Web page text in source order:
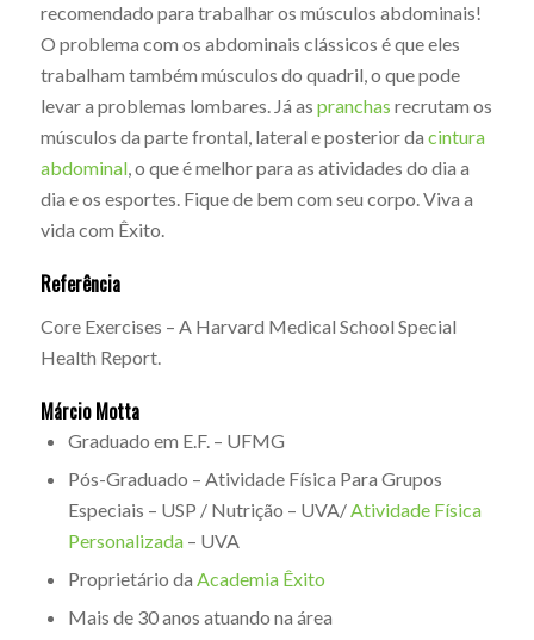
recomendado para trabalhar os músculos abdominais!
O problema com os abdominais clássicos é que eles
trabalham também músculos do quadril, o que pode
levar a problemas lombares. Já as pranchas recrutam os
músculos da parte frontal, lateral e posterior da cintura
abdominal, o que é melhor para as atividades do dia a
dia e os esportes. Fique de bem com seu corpo. Viva a
vida com Êxito.
Referência
Core Exercises – A Harvard Medical School Special
Health Report.
Márcio Motta
Graduado em E.F. – UFMG
Pós-Graduado – Atividade Física Para Grupos
Especiais – USP / Nutrição – UVA/ Atividade Física
Personalizada– UVA
Proprietário da Academia Êxito
Mais de 30 anos atuando na área